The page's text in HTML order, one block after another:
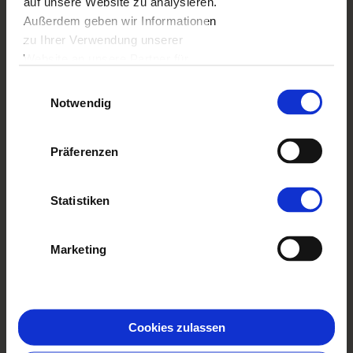
Außerdem geben wir Informationen
zu Ihrer Verwendung unserer
Website an unsere Partner für
Analysen weiter. Unsere Partner
zusammen, die Sie ihnen
Notwendig
Präferenzen
Statistiken
Marketing
Cookies zulassen
Lieferung anzeigen
EXTRAS
Gestalte und bestelle bequem in der